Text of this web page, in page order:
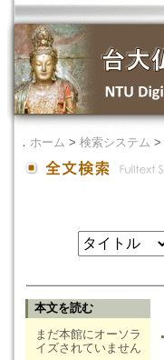
． ホーム > 検索システム >
本文を読む
まだ本館にオーソラ
イズされていません